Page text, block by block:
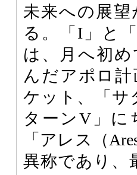
未来への展
る。「I」と
は、月へ初
んだアポロ
ケット、「サ
ターンV」に
「アレス（
異称であり、